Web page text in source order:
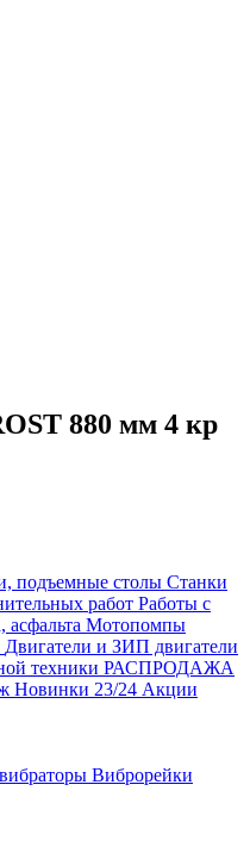
880 мм 4 кр
подъемные столы Станки
работ Работы с
асфальта Мотопомпы
Двигатели и ЗИП двигатели
техники РАСПРОДАЖА
Новинки 23/24 Акции
Виброрейки